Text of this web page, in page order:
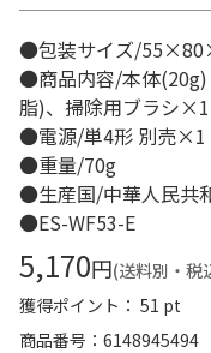
●包装サイズ/
●商品内容/本体
脂)、掃除用ブラシ
●電源/単4形 別売×1
●重量/70g
●生産国/中華人民共
●ES-WF53-E
5,170円(送料別・税
獲得ポイント： 51 pt
商品番号
6148945494